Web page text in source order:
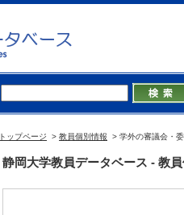
トップページ > 教員個別情報 > 学外の審議会・
静岡大学教員データベース - 教